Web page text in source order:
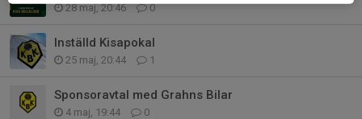
28 maj, 20:46 0
Inställd Kisapokal
25 maj, 20:44 1
Sponsoravtal med Grahns Bilar
4 maj, 19:44 0